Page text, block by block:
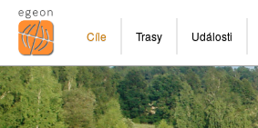
Cíle Trasy Události